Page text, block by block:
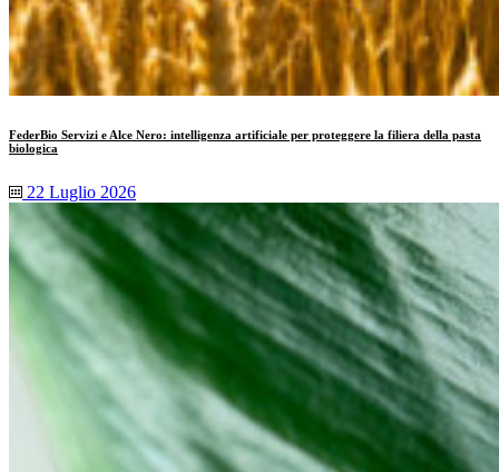
FederBio Servizi e Alce Nero: intelligenza artificiale per proteggere la filiera della pasta
biologica
22 Luglio 2026